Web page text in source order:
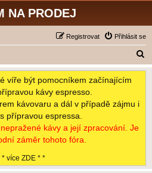
NA PRODEJ
Přihlásit se
Registrovat
l
víře být pomocníkem začínajícím
kávy espresso.
kávovaru a dál v případě zájmu i
přípravou espressa.
kávy a její zpracování. Je
záměr tohoto fóra.
* více ZDE * *